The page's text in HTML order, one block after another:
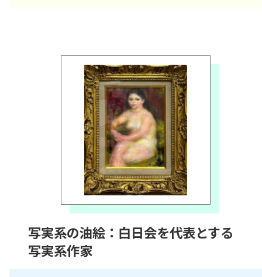
写実系の油絵：白日会を代表とする
写実系作家